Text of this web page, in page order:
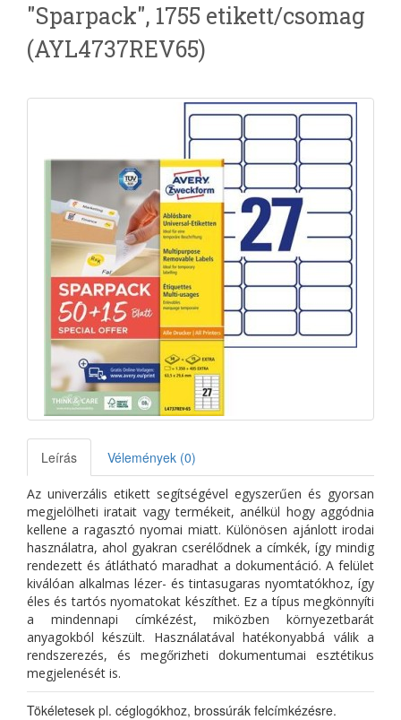
"Sparpack", 1755 etikett/csomag
(AYL4737REV65)
Leírás Vélemények (0)
Az univerzális etikett segítségével egyszerűen és gyorsan
megjelölheti iratait vagy termékeit, anélkül hogy aggódnia
kellene a ragasztó nyomai miatt. Különösen ajánlott irodai
használatra, ahol gyakran cserélődnek a címkék, így mindig
rendezett és átlátható maradhat a dokumentáció. A felület
kiválóan alkalmas lézer- és tintasugaras nyomtatókhoz, így
éles és tartós nyomatokat készíthet. Ez a típus megkönnyíti
a mindennapi címkézést, miközben környezetbarát
anyagokból készült. Használatával hatékonyabbá válik a
rendszerezés, és megőrizheti dokumentumai esztétikus
megjelenését is.
Tökéletesek pl. céglogókhoz, brossúrák felcímkézésre.